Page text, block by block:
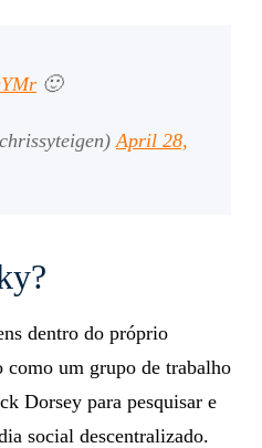
🙂
April 28,
dentro do próprio
um grupo de trabalho
Dorsey para pesquisar e
social descentralizado.